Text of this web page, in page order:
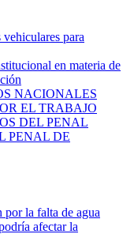
para
en materia de
NACIONALES
EL TRABAJO
DEL PENAL
PENAL DE
por la falta de agua
afectar la